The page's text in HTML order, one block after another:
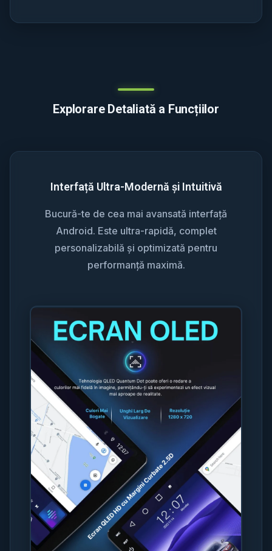
Explorare Detaliată a Funcțiilor
Interfață Ultra-Modernă și Intuitivă
Bucură-te de cea mai avansată interfață
Android. Este ultra-rapidă, complet
personalizabilă și optimizată pentru
performanță maximă.